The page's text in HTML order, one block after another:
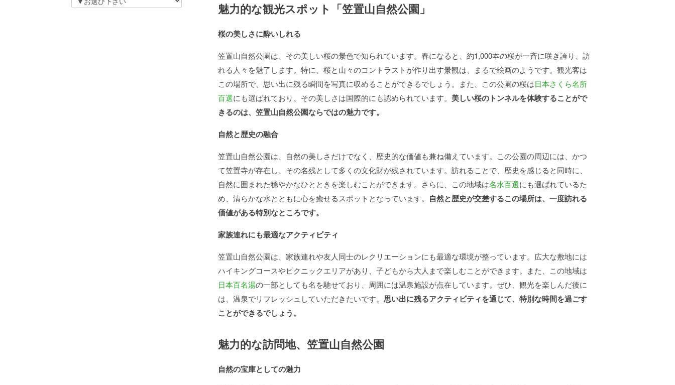
魅力的な観光スポット「笠置山自然公園」
桜の美しさに酔いしれる
笠置山自然公園は、その美しい桜の景色で知られています。春になると、約1,000本の桜が一斉に咲き誇り、訪
れる人々を魅了します。特に、桜と山々のコントラストが作り出す景観は、まるで絵画のようです。観光客は
この場所で、思い出に残る瞬間を写真に収めることができるでしょう。また、この公園の桜は日本さくら名所
百選にも選ばれており、その美しさは国際的にも認められています。 美しい桜のトンネルを体験することがで
きるのは、笠置山自然公園ならではの魅力です。
自然と歴史の融合
笠置山自然公園は、自然の美しさだけでなく、歴史的な価値も兼ね備えています。この公園の周辺には、かつ
て笠置寺が存在し、その名残として多くの文化財が残されています。訪れることで、歴史を感じると同時に、
自然に囲まれた穏やかなひとときを楽しむことができます。さらに、この地域は名水百選にも選ばれているた
め、清らかな水とともに心を癒せるスポットとなっています。
自然と歴史が交差するこの場所は、一度訪れる
価値がある特別なところです。
家族連れにも最適なアクティビティ
笠置山自然公園は、家族連れや友人同士のレクリエーションにも最適な環境が整っています。広大な敷地には
ハイキングコースやピクニックエリアがあり、子どもから大人まで楽しむことができます。また、この地域は
日本百名湯の一部としても名を馳せており、周囲には温泉施設が点在しています。ぜひ、観光を楽しんだ後に
は、温泉でリフレッシュしていただきたいです。 思い出に残るアクティビティを通じて、特別な時間を過ごす
ことができるでしょう。
魅力的な訪問地、笠置山自然公園
自然の宝庫としての魅力